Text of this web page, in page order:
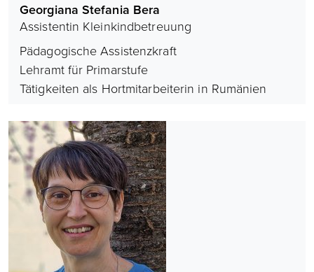
Georgiana Stefania Bera
Assistentin Kleinkindbetreuung
Pädagogische Assistenzkraft
Lehramt für Primarstufe
Tätigkeiten als Hortmitarbeiterin in Rumänien